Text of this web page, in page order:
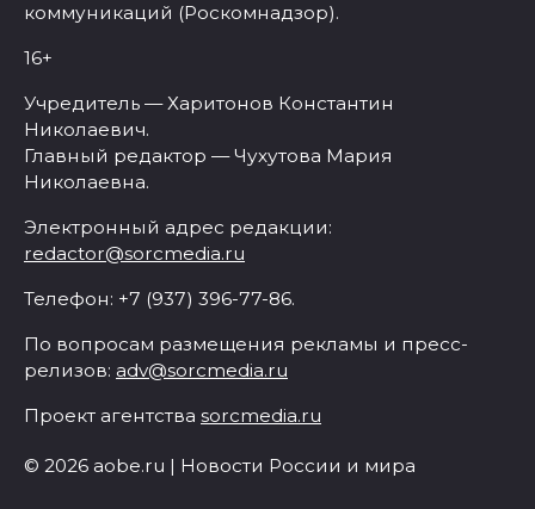
коммуникаций (Роскомнадзор).
16+
Учредитель — Харитонов Константин
Николаевич.
Главный редактор — Чухутова Мария
Николаевна.
Электронный адрес редакции:
redactor@sorcmedia.ru
Телефон: +7 (937) 396-77-86.
По вопросам размещения рекламы и пресс-
релизов: adv@sorcmedia.ru
Проект агентства sorcmedia.ru
© 2026 aobe.ru | Новости России и мира